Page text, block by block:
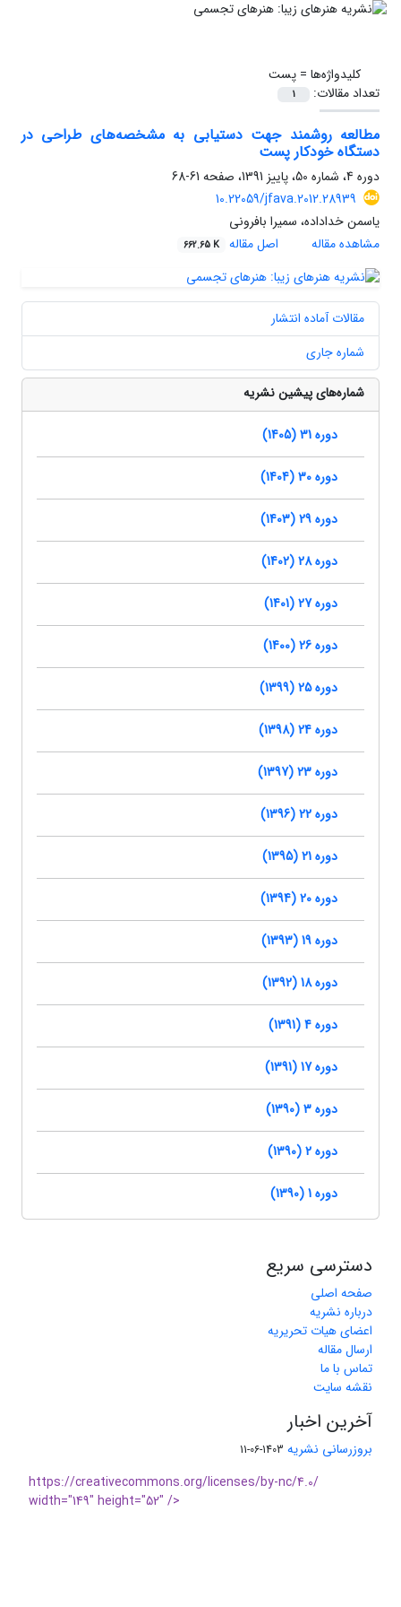
کلیدواژه‌ها =پست
تعداد مقالات:
1
مطالعه روشمند جهت دستیابی به مشخصه‌های طراحی در
دستگاه خودکار پست
دوره 4، شماره 50، پاییز 1391، صفحه
61-68
10.22059/jfava.2012.28939
یاسمن خداداده، سمیرا بافرونی
مشاهده مقاله
اصل مقاله 662.65 K
مقالات آماده انتشار
شماره جاری
شماره‌های پیشین نشریه
دوره 31 (1405)
دوره 30 (1404)
دوره 29 (1403)
دوره 28 (1402)
دوره 27 (1401)
دوره 26 (1400)
دوره 25 (1399)
دوره 24 (1398)
دوره 23 (1397)
دوره 22 (1396)
دوره 21 (1395)
دوره 20 (1394)
دوره 19 (1393)
دوره 18 (1392)
دوره 4 (1391)
دوره 17 (1391)
دوره 3 (1390)
دوره 2 (1390)
دوره 1 (1390)
دسترسی سریع
صفحه اصلی
درباره نشریه
اعضای هیات تحریریه
ارسال مقاله
تماس با ما
نقشه سایت
آخرین اخبار
بروزرسانی نشریه 1403-06-11
https://creativecommons.org/licenses/by-nc/4.0/
width="149" height="52" />